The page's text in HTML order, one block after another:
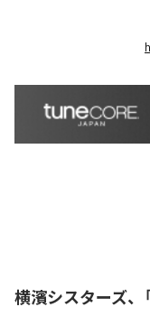
横濱シスターズ、